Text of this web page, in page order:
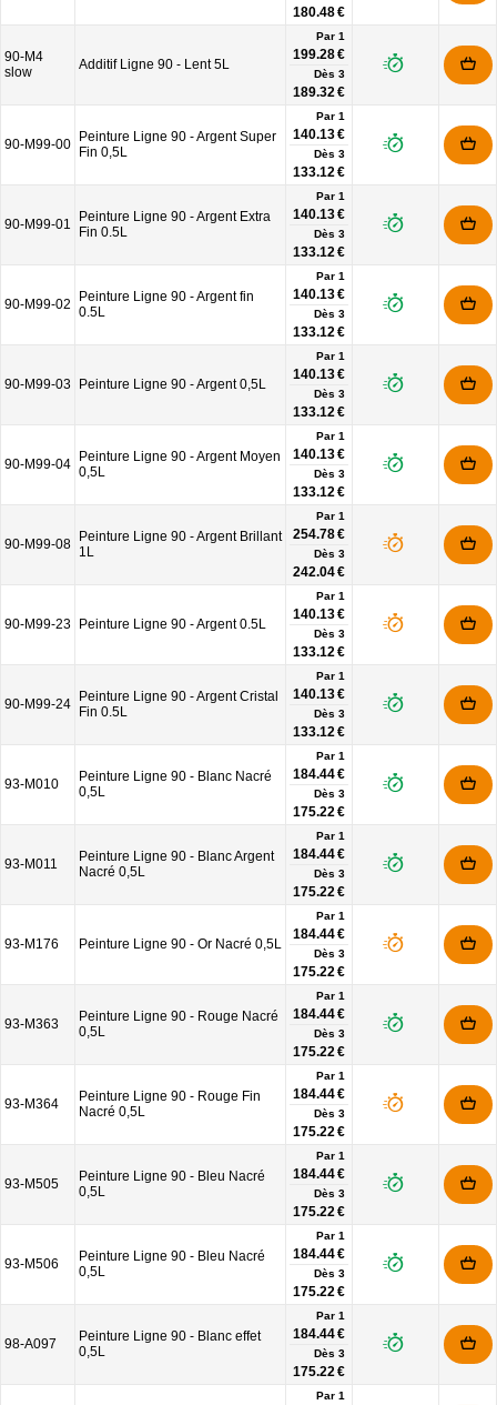
180.48 €
90-M4
slow
Additif Ligne 90 - Lent 5L
Par 1
199.28 €
Dès 3
189.32 €
90-M99-00
Peinture Ligne 90 - Argent Super
Fin 0,5L
Par 1
140.13 €
Dès 3
133.12 €
90-M99-01
Peinture Ligne 90 - Argent Extra
Fin 0.5L
Par 1
140.13 €
Dès 3
133.12 €
90-M99-02
Peinture Ligne 90 - Argent fin
0.5L
Par 1
140.13 €
Dès 3
133.12 €
90-M99-03 Peinture Ligne 90 - Argent 0,5L
Par 1
140.13 €
Dès 3
133.12 €
90-M99-04
Peinture Ligne 90 - Argent Moyen
0,5L
Par 1
140.13 €
Dès 3
133.12 €
90-M99-08
Peinture Ligne 90 - Argent Brillant
1L
Par 1
254.78 €
Dès 3
242.04 €
90-M99-23 Peinture Ligne 90 - Argent 0.5L
Par 1
140.13 €
Dès 3
133.12 €
90-M99-24
Peinture Ligne 90 - Argent Cristal
Fin 0.5L
Par 1
140.13 €
Dès 3
133.12 €
93-M010
Peinture Ligne 90 - Blanc Nacré
0,5L
Par 1
184.44 €
Dès 3
175.22 €
93-M011
Peinture Ligne 90 - Blanc Argent
Nacré 0,5L
Par 1
184.44 €
Dès 3
175.22 €
93-M176 Peinture Ligne 90 - Or Nacré 0,5L
Par 1
184.44 €
Dès 3
175.22 €
93-M363
Peinture Ligne 90 - Rouge Nacré
0,5L
Par 1
184.44 €
Dès 3
175.22 €
93-M364
Peinture Ligne 90 - Rouge Fin
Nacré 0,5L
Par 1
184.44 €
Dès 3
175.22 €
93-M505
Peinture Ligne 90 - Bleu Nacré
0,5L
Par 1
184.44 €
Dès 3
175.22 €
93-M506
Peinture Ligne 90 - Bleu Nacré
0,5L
Par 1
184.44 €
Dès 3
175.22 €
98-A097
Peinture Ligne 90 - Blanc effet
0,5L
Par 1
184.44 €
Dès 3
175.22 €
Par 1